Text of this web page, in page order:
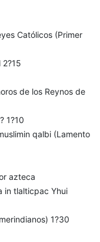
Católicos (Primer
2?15
de los Reynos de
1?10
qalbi (Lamento
azteca
in tlalticpac Yhui
1?30